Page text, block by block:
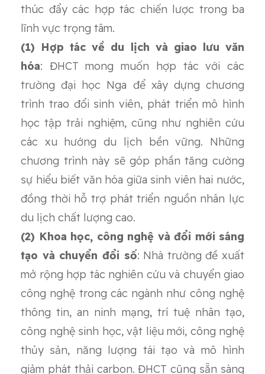
thúc đẩy các hợp tác chiến lược trong ba
lĩnh vực trọng tâm.
(1) Hợp tác về du lịch và giao lưu văn
hóa: ĐHCT mong muốn hợp tác với các
trường đại học Nga để xây dựng chương
trình trao đổi sinh viên, phát triển mô hình
học tập trải nghiệm, cũng như nghiên cứu
các xu hướng du lịch bền vững. Những
chương trình này sẽ góp phần tăng cường
sự hiểu biết văn hóa giữa sinh viên hai nước,
đồng thời hỗ trợ phát triển nguồn nhân lực
du lịch chất lượng cao.
(2) Khoa học, công nghệ và đổi mới sáng
tạo và chuyển đổi số: Nhà trường đề xuất
mở rộng hợp tác nghiên cứu và chuyển giao
công nghệ trong các ngành như công nghệ
thông tin, an ninh mạng, trí tuệ nhân tạo,
công nghệ sinh học, vật liệu mới, công nghệ
thủy sản, năng lượng tái tạo và mô hình
giảm phát thải carbon. ĐHCT cũng sẵn sàng